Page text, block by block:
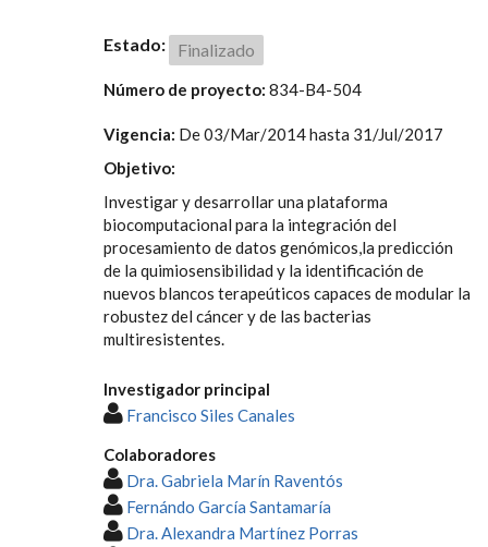
Estado: Finalizado
Número de proyecto: 834-B4-504
Vigencia: De03/Mar/2014hasta 31/Jul/2017
Objetivo:
Investigar y desarrollar una plataforma
biocomputacional para la integración del
procesamiento de datos genómicos,la predicción
de la quimiosensibilidad y la identificación de
nuevos blancos terapeúticos capaces de modular la
robustez del cáncer y de las bacterias
multiresistentes.
Investigador principal
Francisco Siles Canales
Colaboradores
Dra. Gabriela Marín Raventós
Fernándo García Santamaría
Dra. Alexandra Martínez Porras